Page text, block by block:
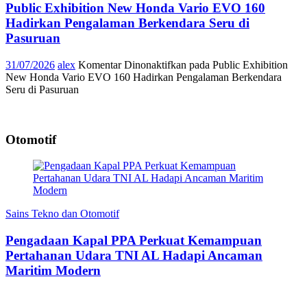
Public Exhibition New Honda Vario EVO 160
Hadirkan Pengalaman Berkendara Seru di
Pasuruan
31/07/2026 alex Komentar Dinonaktifkan pada Public Exhibition
New Honda Vario EVO 160 Hadirkan Pengalaman Berkendara
Seru di Pasuruan
Otomotif
Sains Tekno dan Otomotif
Pengadaan Kapal PPA Perkuat Kemampuan
Pertahanan Udara TNI AL Hadapi Ancaman
Maritim Modern